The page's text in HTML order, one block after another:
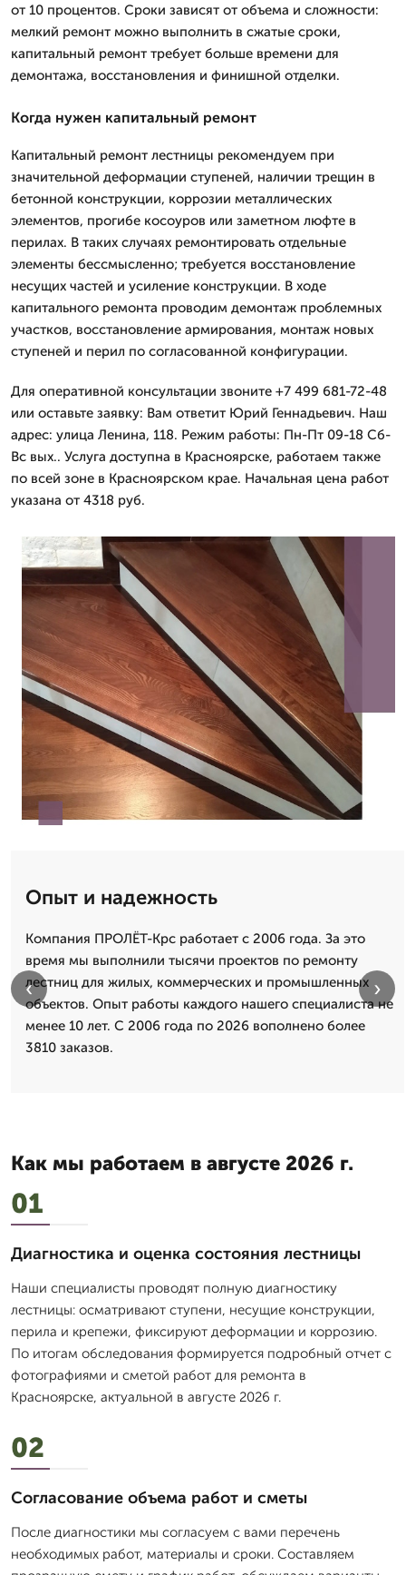
от 10 процентов. Сроки зависят от объема и сложности:
мелкий ремонт можно выполнить в сжатые сроки,
капитальный ремонт требует больше времени для
демонтажа, восстановления и финишной отделки.
Когда нужен капитальный ремонт
Капитальный ремонт лестницы рекомендуем при
значительной деформации ступеней, наличии трещин в
бетонной конструкции, коррозии металлических
элементов, прогибе косоуров или заметном люфте в
перилах. В таких случаях ремонтировать отдельные
элементы бессмысленно; требуется восстановление
несущих частей и усиление конструкции. В ходе
капитального ремонта проводим демонтаж проблемных
участков, восстановление армирования, монтаж новых
ступеней и перил по согласованной конфигурации.
Для оперативной консультации звоните +7 499 681-72-48
или оставьте заявку: Вам ответит Юрий Геннадьевич. Наш
адрес: улица Ленина, 118. Режим работы: Пн-Пт 09-18 Сб-
Вс вых.. Услуга доступна в Красноярске, работаем также
по всей зоне в Красноярском крае. Начальная цена работ
указана от 4318 руб.
Опыт и надежность
Компания ПРОЛЁТ-Крс работает с 2006 года. За это
время мы выполнили тысячи проектов по ремонту
лестниц для жилых, коммерческих и промышленных
объектов. Опыт работы каждого нашего специалиста не
менее 10 лет. С 2006 года по 2026 вополнено более
3810 заказов.
‹ ›
Как мы работаем в августе 2026 г.
01
Диагностика и оценка состояния лестницы
Наши специалисты проводят полную диагностику
лестницы: осматривают ступени, несущие конструкции,
перила и крепежи, фиксируют деформации и коррозию.
По итогам обследования формируется подробный отчет с
фотографиями и сметой работ для ремонта в
Красноярске, актуальной в августе 2026 г.
02
Согласование объема работ и сметы
После диагностики мы согласуем с вами перечень
необходимых работ, материалы и сроки. Составляем